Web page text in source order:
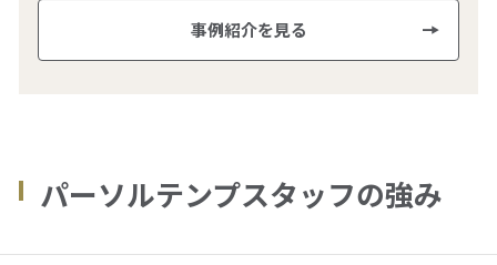
事例紹介を見る
パーソルテンプスタッフの強み